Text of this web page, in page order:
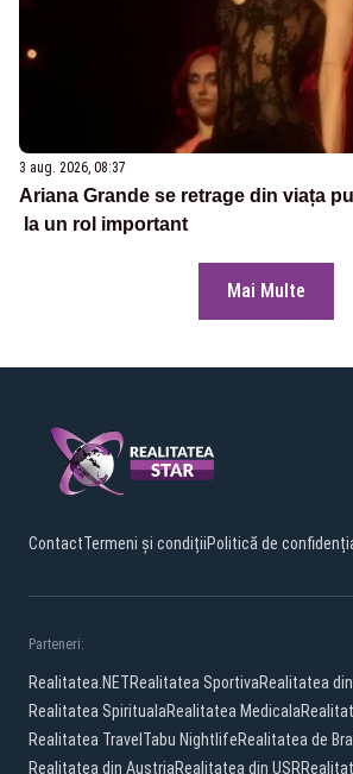
3 aug. 2026, 08:37
Ariana Grande se retrage din viața
la un rol important
Mai Multe
ContactTermeni și condițiiPolitică de
Parteneri:
Realitatea.NETRealitatea SportivaRealitatea
Realitatea SpiritualaRealitatea Medicala
Realitatea Travel Tabu NightlifeRealitatea de
Realitatea din AustriaRealitatea din USR